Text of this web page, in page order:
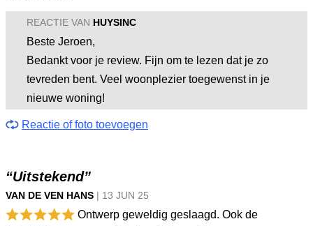
REACTIE VAN HUYSINC
Beste Jeroen,
Bedankt voor je review. Fijn om te lezen dat je zo
tevreden bent. Veel woonplezier toegewenst in je
nieuwe woning!
Reactie of foto toevoegen
“Uitstekend”
VAN DE VEN HANS | 13 JUN 25
Ontwerp geweldig geslaagd. Ook de